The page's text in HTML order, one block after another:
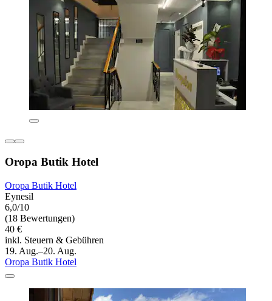
Oropa Butik Hotel
Oropa Butik Hotel
Eynesil
6,0/10
(18 Bewertungen)
40 €
inkl. Steuern & Gebühren
19. Aug.–20. Aug.
Oropa Butik Hotel